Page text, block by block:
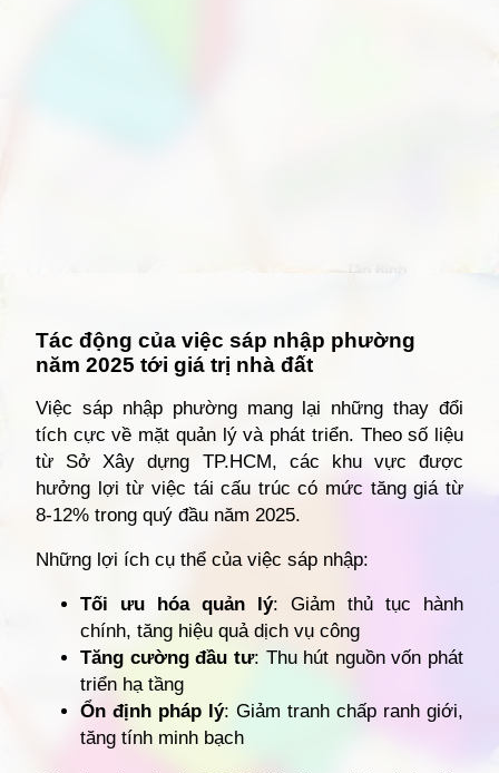
Tác động của việc sáp nhập phường
năm 2025 tới giá trị nhà đất
Việc sáp nhập phường mang lại những thay đổi
tích cực về mặt quản lý và phát triển. Theo số liệu
từ Sở Xây dựng TP.HCM, các khu vực được
hưởng lợi từ việc tái cấu trúc có mức tăng giá từ
8-12% trong quý đầu năm 2025.
Những lợi ích cụ thể của việc sáp nhập:
Tối ưu hóa quản lý: Giảm thủ tục hành
chính, tăng hiệu quả dịch vụ công
Tăng cường đầu tư: Thu hút nguồn vốn phát
triển hạ tầng
Ổn định pháp lý: Giảm tranh chấp ranh giới,
tăng tính minh bạch